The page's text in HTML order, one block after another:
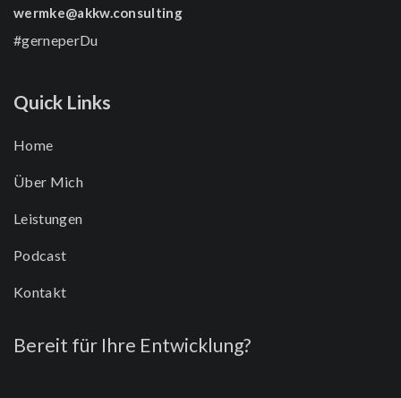
wermke@akkw.consulting
#gerneperDu
Quick Links
Home
Über Mich
Leistungen
Podcast
Kontakt
Bereit für Ihre Entwicklung?